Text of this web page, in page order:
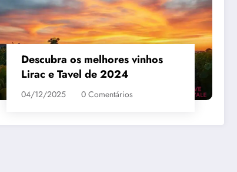
MAIS VENDIDO #4
Descubra os melhores vinhos
Lirac e Tavel de 2024
04/12/2025 0 Comentários